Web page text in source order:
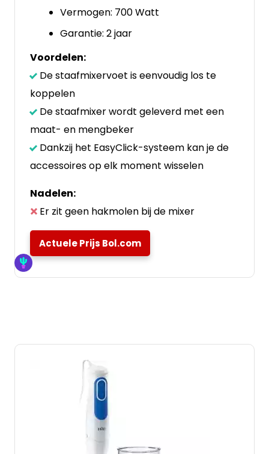
Vermogen: 700 Watt
Garantie: 2 jaar
Voordelen:
De staafmixervoet is eenvoudig los te
koppelen
De staafmixer wordt geleverd met een
maat- en mengbeker
Dankzij het EasyClick-systeem kan je de
accessoires op elk moment wisselen
Nadelen:
Er zit geen hakmolen bij de mixer
Actuele Prijs Bol.com